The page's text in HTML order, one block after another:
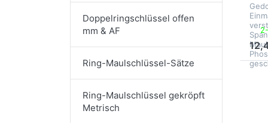
Doppelringschlüssel offen
mm & AF
Ring-Maulschlüssel-Sätze
Ring-Maulschlüssel gekröpft
Metrisch